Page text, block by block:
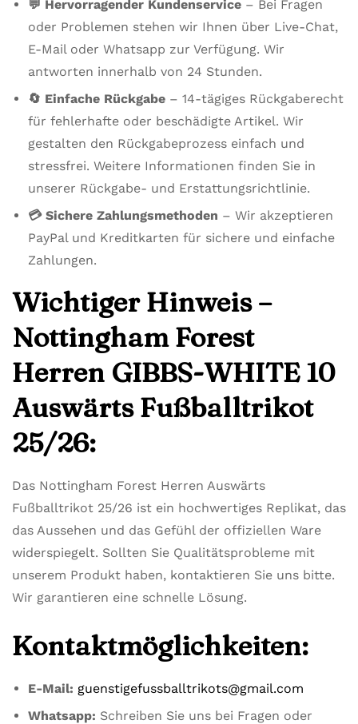
💬 Hervorragender Kundenservice – Bei Fragen
oder Problemen stehen wir Ihnen über Live-Chat,
E-Mail oder Whatsapp zur Verfügung. Wir
antworten innerhalb von 24 Stunden.
🔄 Einfache Rückgabe – 14-tägiges Rückgaberecht
für fehlerhafte oder beschädigte Artikel. Wir
gestalten den Rückgabeprozess einfach und
stressfrei. Weitere Informationen finden Sie in
unserer Rückgabe- und Erstattungsrichtlinie.
💳 Sichere Zahlungsmethoden – Wir akzeptieren
PayPal und Kreditkarten für sichere und einfache
Zahlungen.
Wichtiger Hinweis –
Nottingham Forest
Herren GIBBS-WHITE 10
Auswärts Fußballtrikot
25/26:
Das Nottingham Forest Herren Auswärts
Fußballtrikot 25/26 ist ein hochwertiges Replikat, das
das Aussehen und das Gefühl der offiziellen Ware
widerspiegelt. Sollten Sie Qualitätsprobleme mit
unserem Produkt haben, kontaktieren Sie uns bitte.
Wir garantieren eine schnelle Lösung.
Kontaktmöglichkeiten:
E-Mail: guenstigefussballtrikots@gmail.com
Whatsapp: Schreiben Sie uns bei Fragen oder